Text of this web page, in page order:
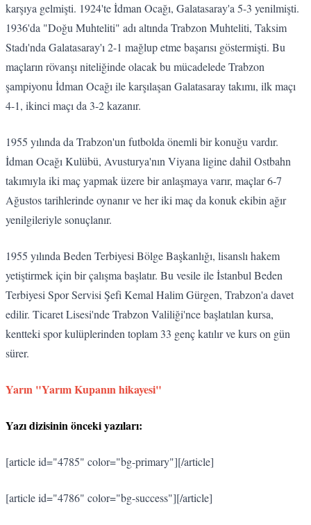
karşıya gelmişti. 1924'te İdman Ocağı, Galatasaray'a 5-3 yenilmişti.
1936'da "Doğu Muhteliti" adı altında Trabzon Muhteliti, Taksim
Stadı'nda Galatasaray'ı 2-1 mağlup etme başarısı göstermişti. Bu
maçların rövanşı niteliğinde olacak bu mücadelede Trabzon
şampiyonu İdman Ocağı ile karşılaşan Galatasaray takımı, ilk maçı
4-1, ikinci maçı da 3-2 kazanır.
1955 yılında da Trabzon'un futbolda önemli bir konuğu vardır.
İdman Ocağı Kulübü, Avusturya'nın Viyana ligine dahil Ostbahn
takımıyla iki maç yapmak üzere bir anlaşmaya varır, maçlar 6-7
Ağustos tarihlerinde oynanır ve her iki maç da konuk ekibin ağır
yenilgileriyle sonuçlanır.
1955 yılında Beden Terbiyesi Bölge Başkanlığı, lisanslı hakem
yetiştirmek için bir çalışma başlatır. Bu vesile ile İstanbul Beden
Terbiyesi Spor Servisi Şefi Kemal Halim Gürgen, Trabzon'a davet
edilir. Ticaret Lisesi'nde Trabzon Valiliği'nce başlatılan kursa,
kentteki spor kulüplerinden toplam 33 genç katılır ve kurs on gün
sürer.
Yarın "Yarım Kupanın hikayesi"
Yazı dizisinin önceki yazıları:
[article id="4785" color="bg-primary"][/article]
[article id="4786" color="bg-success"][/article]